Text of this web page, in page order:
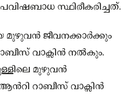
സ്ഥിരീകരിച്ചത്.
മുഴുവൻ ജീവനക്കാർക്കും
വാക്സിൻ നൽകും.
മുഴുവൻ
റാബീസ് വാക്സിൻ